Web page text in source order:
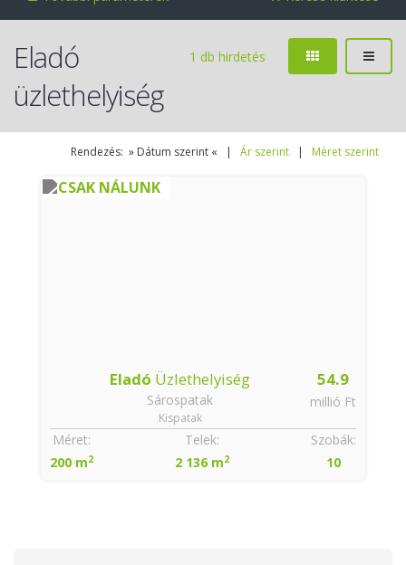
1 db hirdetés
Eladó
üzlethelyiség
Rendezés: » Dátum szerint « | Ár szerint | Méret szerint
CSAK NÁLUNK
54.9
millió Ft
Eladó Üzlethelyiség
Sárospatak
Kispatak
Szobák:
10
Méret:
200 m2
Telek:
2 136 m2